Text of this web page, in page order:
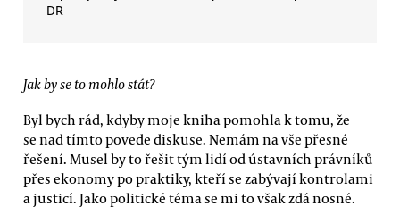
DR
Jak by se to mohlo stát?
Byl bych rád, kdyby moje kniha pomohla k tomu, že
se nad tímto povede diskuse. Nemám na vše přesné
řešení. Musel by to řešit tým lidí od ústavních právníků
přes ekonomy po praktiky, kteří se zabývají kontrolami
a justicí. Jako politické téma se mi to však zdá nosné.